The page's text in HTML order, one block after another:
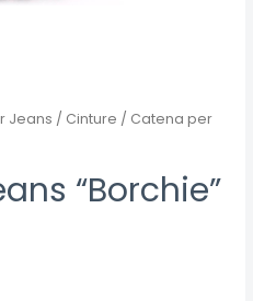
Jeans / Cinture / Catena per
“Borchie”